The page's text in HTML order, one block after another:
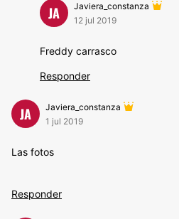
JA
Javiera_constanza
12 jul 2019
Freddy carrasco
Responder
JA
Javiera_constanza
1 jul 2019
Las fotos
Responder